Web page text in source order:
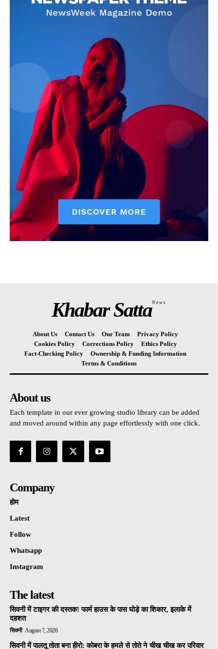
Khabar SattaNews
About Us Contact Us Our Team
Privacy Policy
Cookies Policy
Corrections Policy
Ethics Policy
Fact-Checking Policy
Ownership & Funding Information
Terms & Conditions
About us
Each template in our ever growing studio library can be added
and moved around within any page effortlessly with one click.
Company
होम
Latest
Follow
Whatsapp
Instagram
The latest
सिवनी में टाइगर की दस्तक! फार्म हाउस के पास घोड़े का शिकार, इलाके में
दहशत
सिवनी August 7, 2026
सिवनी में पालतू तोता बना हीरो: कोबरा के हमले से तोते ने चीख चीख कर परिवार